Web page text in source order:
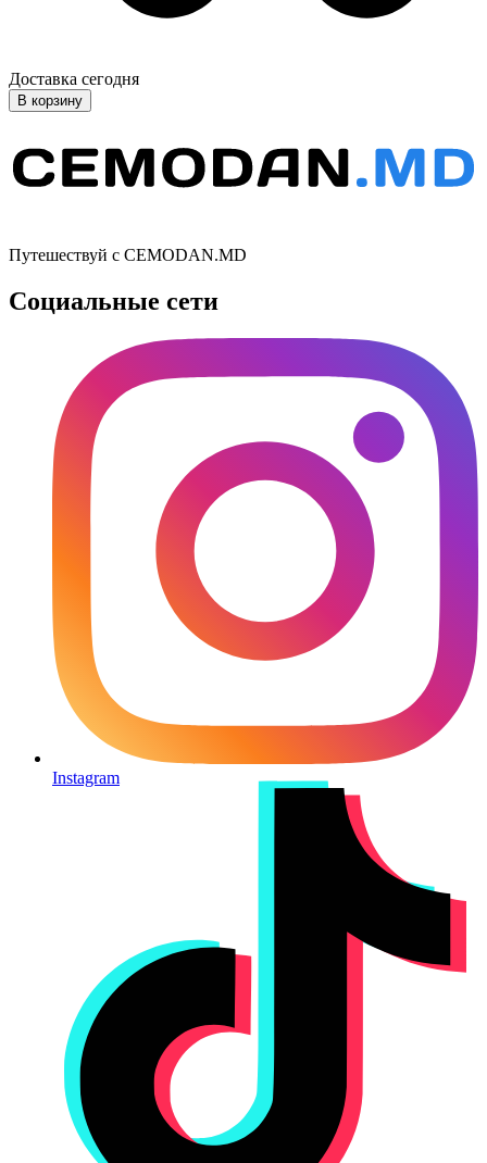
Доставка сегодня
В корзину
Путешествуй с CEMODAN.MD
Социальные сети
Instagram